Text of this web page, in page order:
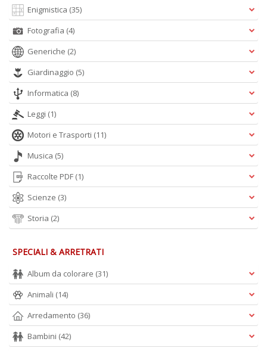
Enigmistica (35)
Fotografia (4)
Generiche (2)
Giardinaggio (5)
Informatica (8)
Leggi (1)
Motori e Trasporti (11)
Musica (5)
Raccolte PDF (1)
Scienze (3)
Storia (2)
SPECIALI & ARRETRATI
Album da colorare (31)
Animali (14)
Arredamento (36)
Bambini (42)